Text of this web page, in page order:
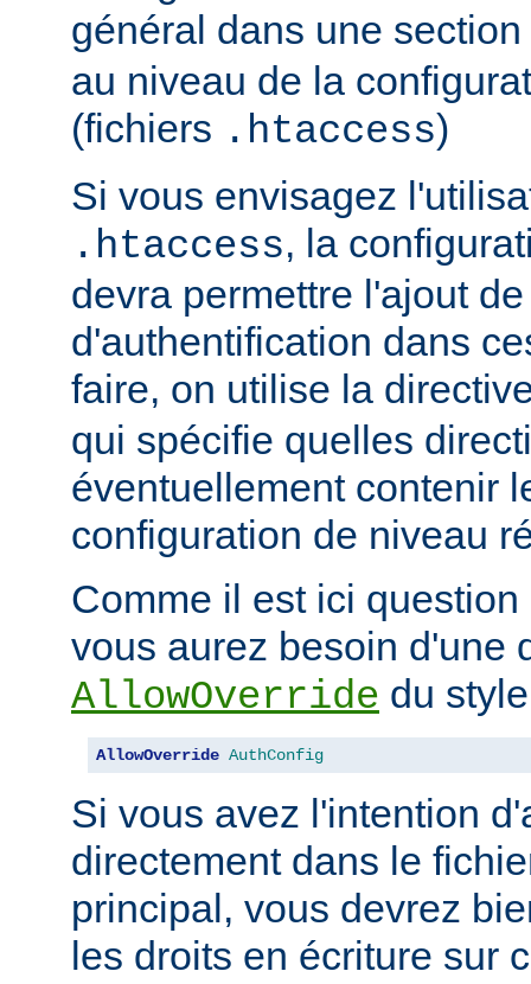
général dans une section
au niveau de la
(fichiers .htaccess)
Si vous envisagez
.htaccess, la
devra permettre l'ajout
d'authentification dans
faire, on utilise la
qui spécifie quelles
éventuellement contenir
configuration de niveau
Comme il est ici
vous aurez besoin d'une
AllowOverride du
AllowOverride AuthConfig
Si vous avez l'intention
directement dans le
principal, vous devrez
les droits en écriture sur